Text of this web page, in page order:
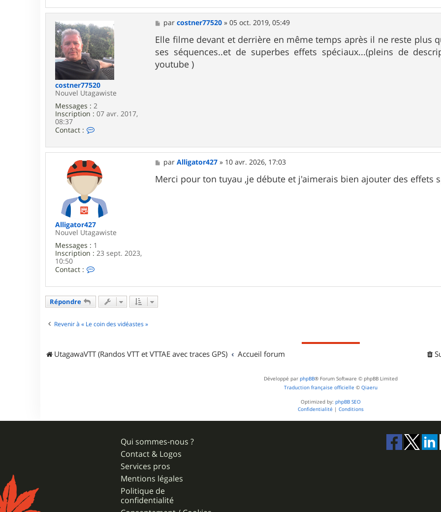
n
t
c
t
e
r
c
o
s
t
n
r
7
0
costner77520
Nouvel Utagawiste
Messages : 2
Inscription : 07 avr. 2017,
08:37
Contact :
t
c
t
e
c
o
s
t
n
r
7
0
M
e
s
s
a
g
e
parcostner77520 »05 oct. 2019, 05:49
Elle filme devant et derrière en même temps après il ne reste plus
ses séquences..et de superbes effets spéciaux...(pleins de
youtube )
Alligator427
Nouvel Utagawiste
Messages : 1
Inscription : 23 sept. 2023,
10:50
Contact :
n
c
e
l
M
e
s
s
parAlligator427 » 10 avr. 2026, 17:03
Merci pour ton tuyau ,je débute et j'aimerais bien ajouter des effets
Répondre
Revenir à « Le coin des vidéastes »
UtagawaVTT (Randos VTT et VTTAE avec traces GPS) Accueil forum
Développé par phpBB® Forum Software © phpBB Limited
Traduction française officielle © Qiaeru
Optimized by: phpBB SEO
Confidentialité | Conditions
Qui sommes-nous ?
Contact & Logos
Services pros
Mentions légales
Politique de
confidentialité